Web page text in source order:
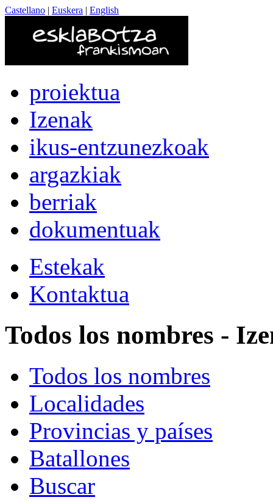
Castellano | Euskera | English
proiektua
Izenak
ikus-entzunezkoak
argazkiak
berriak
dokumentuak
Estekak
Kontaktua
Todos los nombres -
Todos los nombres
Localidades
Provincias y países
Batallones
Buscar